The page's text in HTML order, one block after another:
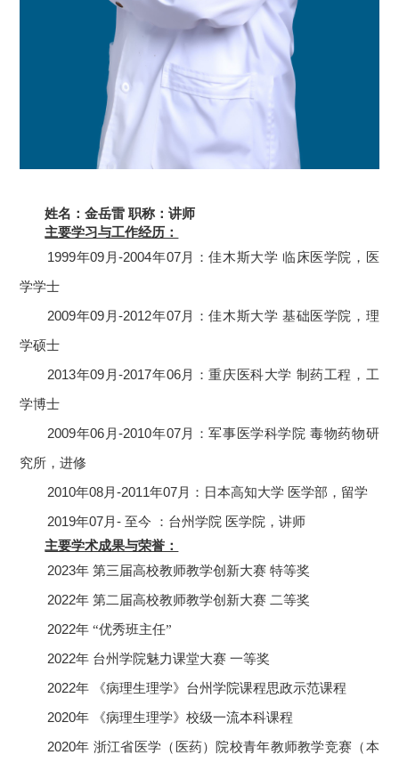
姓名：金岳雷 职称：讲师
主要学习与工作经历：
1999年09 月-2004年07月：佳木斯大学 临床医学院，医
学学士
2009年09 月-2012年07月：佳木斯大学 基础医学院，理
学硕士
2013年09 月-2017年06月：重庆医科大学 制药工程，工
学博士
2009年06 月-2010年07月：军事医学科学院 毒物药物研
究所，进修
2010年08月-2011年07月：日本高知大学 医学部，留学
2019年07月- 至今 ：台州学院 医学院，讲师
主要学术成果与荣誉：
2023年 第三届高校教师教学创新大赛 特等奖
2022年 第二届高校教师教学创新大赛 二等奖
2022年 “优秀班主任”
2022年 台州学院魅力课堂大赛 一等奖
2022年
《病理生理学》台州学院课程思政示范课程
2020年
《病理生理学》校级一流本科课程
2020年 浙江省医学（医药）院校青年教师教学竞赛（本